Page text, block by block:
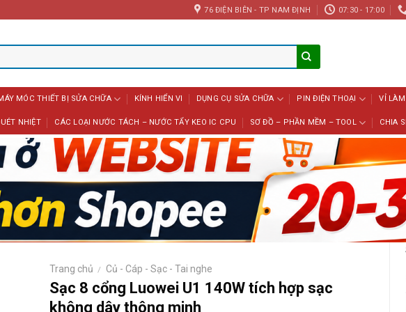
76 ĐIỆN BIÊN - TP NAM ĐỊNH 07:30 - 17:00
MÓC THIẾT BỊ SỬA CHỮA KÍNH HIỂN VI DỤNG CỤ SỬA CHỮA PIN ĐIỆN THOẠI VỈ
NHIỆT CÁC LOẠI NƯỚC TÁCH – NƯỚC TẨY KEO IC CPU SƠ ĐỒ – PHẦN MỀM – TOOL CHIA
Trang chủ / Củ - Cáp - Sạc - Tai nghe
Sạc 8 cổng Luowei U1 140W tích hợp sạc
không dây thông minh